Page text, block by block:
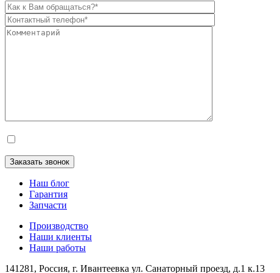
Наш блог
Гарантия
Запчасти
Производство
Наши клиенты
Наши работы
141281, Россия, г. Ивантеевка ул. Санаторный проезд, д.1 к.13